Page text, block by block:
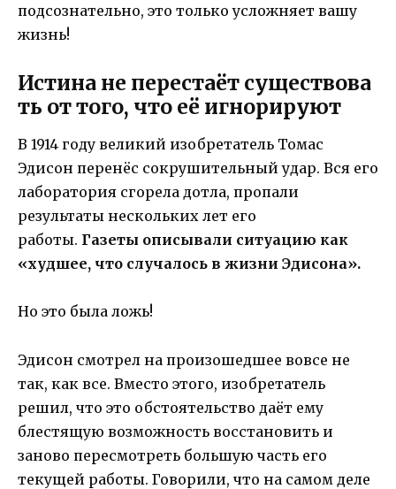
подсознательно, это только усложняет вашу
жизнь!
Истина не перестаёт существова
ть от того, что её игнорируют
В 1914 году великий изобретатель Томас
Эдисон перенёс сокрушительный удар. Вся его
лаборатория сгорела дотла, пропали
результаты нескольких лет его
работы. Газеты описывали ситуацию как
«худшее, что случалось в жизни Эдисона».
Но это была ложь!
Эдисон смотрел на произошедшее вовсе не
так, как все. Вместо этого, изобретатель
решил, что это обстоятельство даёт ему
блестящую возможность восстановить и
заново пересмотреть большую часть его
текущей работы. Говорили, что на самом деле